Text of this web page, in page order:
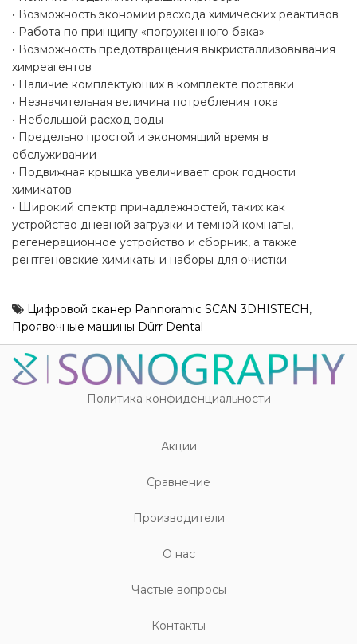
• Возможность экономии расхода химических реактивов
• Работа по принципу «погруженного бака»
• Возможность предотвращения выкристаллизовывания
химреагентов
• Наличие комплектующих в комплекте поставки
• Незначительная величина потребления тока
• Небольшой расход воды
• Предельно простой и экономящий время в
обслуживании
• Подвижная крышка увеличивает срок годности
химикатов
• Широкий спектр принадлежностей, таких как
устройство дневной загрузки и темной комнаты,
регенерационное устройство и сборник, а также
рентгеновские химикаты и наборы для очистки
Цифровой сканер Pannoramic SCAN 3DHISTECH ,
Проявочные машины Dürr Dental
Политика конфиденциальности
Акции
Cравнение
Производители
О нас
Частые вопросы
Контакты